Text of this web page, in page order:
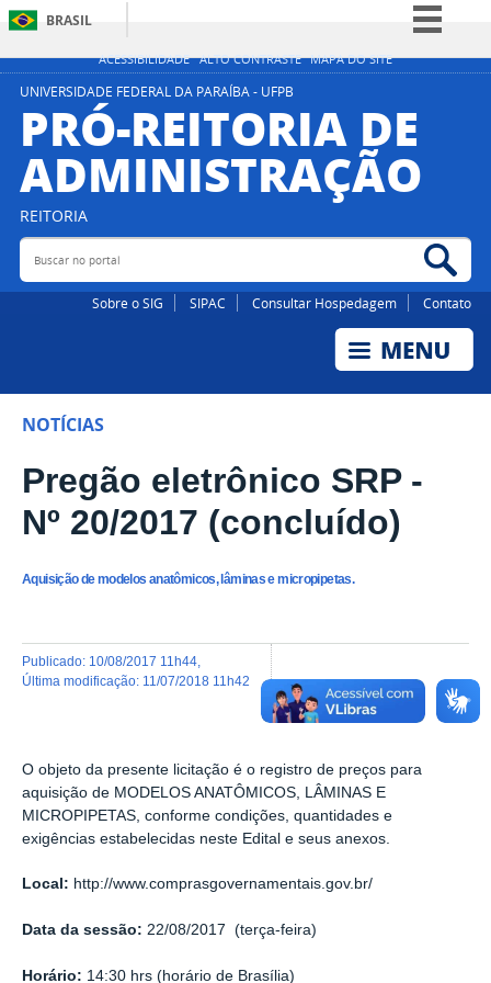
ACESSIBILIDADE ALTO CONTRASTE MAPA DO SITE
BRASIL
Simplifique!
Participe
Acesso à informação
Legislação
UNIVERSIDADE FEDERAL DA PARAÍBA - UFPB
PRÓ-REITORIA DE
ADMINISTRAÇÃO
REITORIA
Buscar no portal
Sobre o SIG SIPAC Consultar Hospedagem Contato
NOTÍCIAS
Pregão eletrônico SRP -
Nº 20/2017 (concluído)
Aquisição de modelos anatômicos, lâminas e micropipetas.
publicado: 10/08/2017 11h44
última modificação: 11/07/2018 11h42
O objeto da presente licitação é o registro de preços para
aquisição de MODELOS ANATÔMICOS, LÂMINAS E
MICROPIPETAS , conforme condições, quantidades e
exigências estabelecidas neste Edital e seus anexos
Local: http://www.comprasgovernamentais.gov.br/
Data da sessão: 22/08/2017 (terça-feira)
Horário: 14:30 hrs (horário de Brasília)